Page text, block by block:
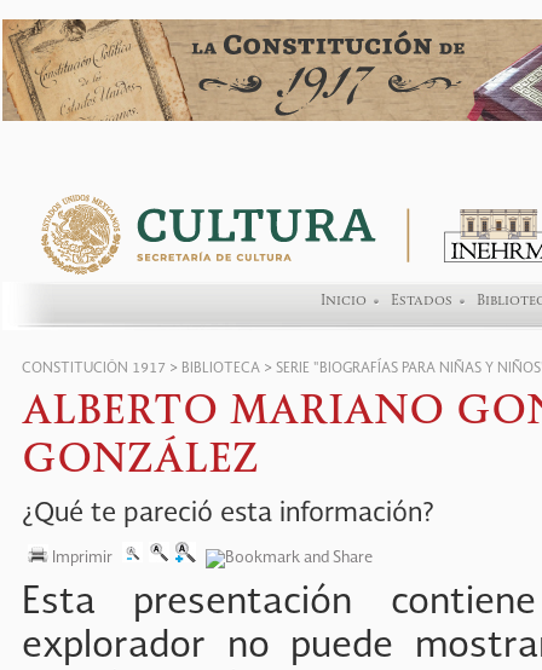
Inicio Estados
CONSTITUCIÓN 1917 > BIBLIOTECA > SERIE "BIOGRAFÍAS PARA NIÑAS Y
ALBERTO MARIANO
GONZÁLEZ
¿Qué te pareció esta información?
Imprimir
Esta presentación
explorador no puede